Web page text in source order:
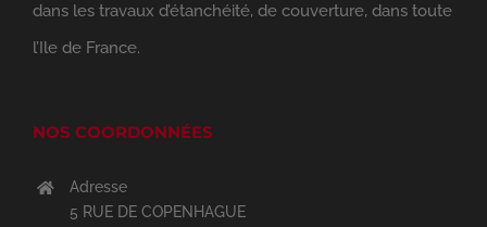
dans les travaux d’étanchéité, de couverture, dans toute
l’Ile de France.
NOS COORDONNÉES
Adresse
5 RUE DE COPENHAGUE